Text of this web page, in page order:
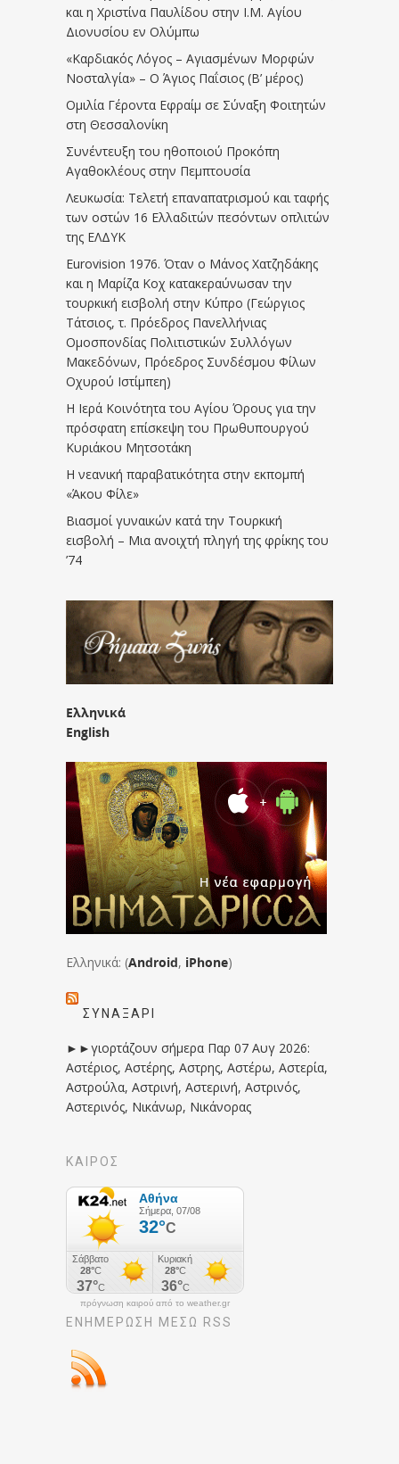
και η Χριστίνα Παυλίδου στην Ι.Μ. Αγίου
Διονυσίου εν Ολύμπω
«Καρδιακός Λόγος – Αγιασμένων Μορφών
Νοσταλγία» – Ο Άγιος Παΐσιος (Β’ μέρος)
Ομιλία Γέροντα Εφραίμ σε Σύναξη Φοιτητών
στη Θεσσαλονίκη
Συνέντευξη του ηθοποιού Προκόπη
Αγαθοκλέους στην Πεμπτουσία
Λευκωσία: Τελετή επαναπατρισμού και ταφής
των οστών 16 Ελλαδιτών πεσόντων οπλιτών
της ΕΛΔΥΚ
Eurovision 1976. Όταν ο Μάνος Χατζηδάκης
και η Μαρίζα Κοχ κατακεραύνωσαν την
τουρκική εισβολή στην Κύπρο (Γεώργιος
Τάτσιος, τ. Πρόεδρος Πανελλήνιας
Ομοσπονδίας Πολιτιστικών Συλλόγων
Μακεδόνων, Πρόεδρος Συνδέσμου Φίλων
Οχυρού Ιστίμπεη)
Η Ιερά Κοινότητα του Αγίου Όρους για την
πρόσφατη επίσκεψη του Πρωθυπουργού
Κυριάκου Μητσοτάκη
Η νεανική παραβατικότητα στην εκπομπή
«Άκου Φίλε»
Βιασμοί γυναικών κατά την Τουρκική
εισβολή – Μια ανοιχτή πληγή της φρίκης του
’74
Ελληνικά
English
Ελληνικά: (Android, iPhone)
ΣΥΝΑΞΆΡΙ
►►γιορτάζουν σήμερα Παρ 07 Αυγ 2026:
Αστέριος, Αστέρης, Αστρης, Αστέρω, Αστερία,
Αστρούλα, Αστρινή, Αστερινή, Αστρινός,
Αστερινός, Νικάνωρ, Νικάνορας
ΚΑΙΡΟΣ
πρόγνωση καιρού από το weather.gr
ΕΝΗΜΈΡΩΣΉ ΜΕΣΩ RSS